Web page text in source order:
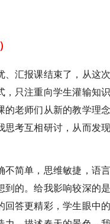
汇报课结束了，从这
只注重向学生灌输知
老师们从新的教学理
考互相研讨，从而发
简单，思维敏捷，语
的。给我影响较深的
答更精彩，学生眼中